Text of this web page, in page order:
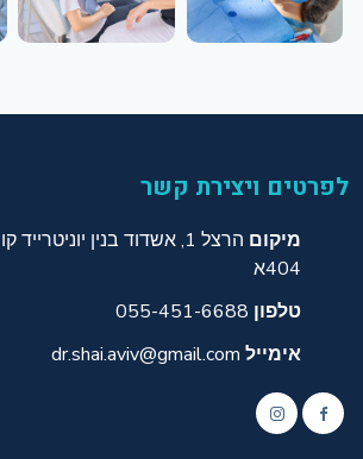
לפרטים ויצירת קשר
מיקום
404א
טלפון 055-451-6688
אימייל dr.shai.aviv@gmail.com